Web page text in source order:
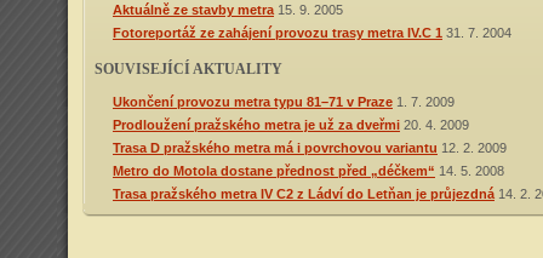
Aktuálně ze stavby metra 15. 9. 2005
Fotoreportáž ze zahájení provozu trasy metra IV.C 1 31. 7. 2004
SOUVISEJÍCÍ AKTUALITY
Ukončení provozu metra typu 81–71 v Praze 1. 7. 2009
Prodloužení pražského metra je už za dveřmi 20. 4. 2009
Trasa D pražského metra má i povrchovou variantu 12. 2. 2009
Metro do Motola dostane přednost před „déčkem“ 14. 5. 2008
Trasa pražského metra IV C2 z Ládví do Letňan je průjezdná 14. 2.